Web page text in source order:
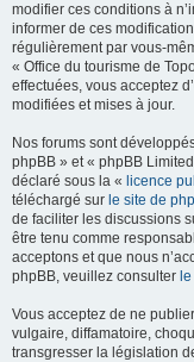
modifier ces conditions à
informer de ces
régulièrement par vous-
« Office du tourisme de
effectuées, vous acceptez
modifiées et mises à jour.
Nos forums sont
phpBB » et « phpBB
déclaré sous la « licence
téléchargé sur le site de
de faciliter les discussions
être tenu comme
acceptons et que nous
phpBB, veuillez consulter
Vous acceptez de ne
vulgaire, diffamatoire,
transgresser la législation